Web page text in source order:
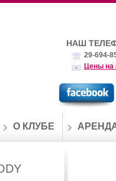
НАШ
29-694-
Цены на
О КЛУБЕ